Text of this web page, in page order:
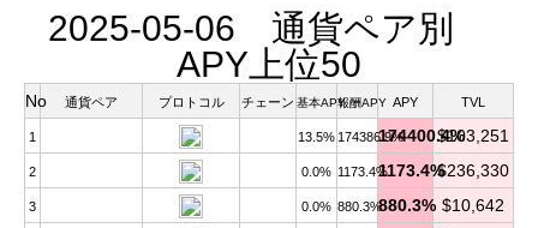
2025-05-06 通貨ペア別
APY上位50
No 通貨ペア プロトコル チェーン 基本APY報酬APY APY TVL
1 13.5% 174386.9%174400.4%$103,251
2 0.0% 1173.4%1173.4%$236,330
3 0.0% 880.3%880.3% $10,642